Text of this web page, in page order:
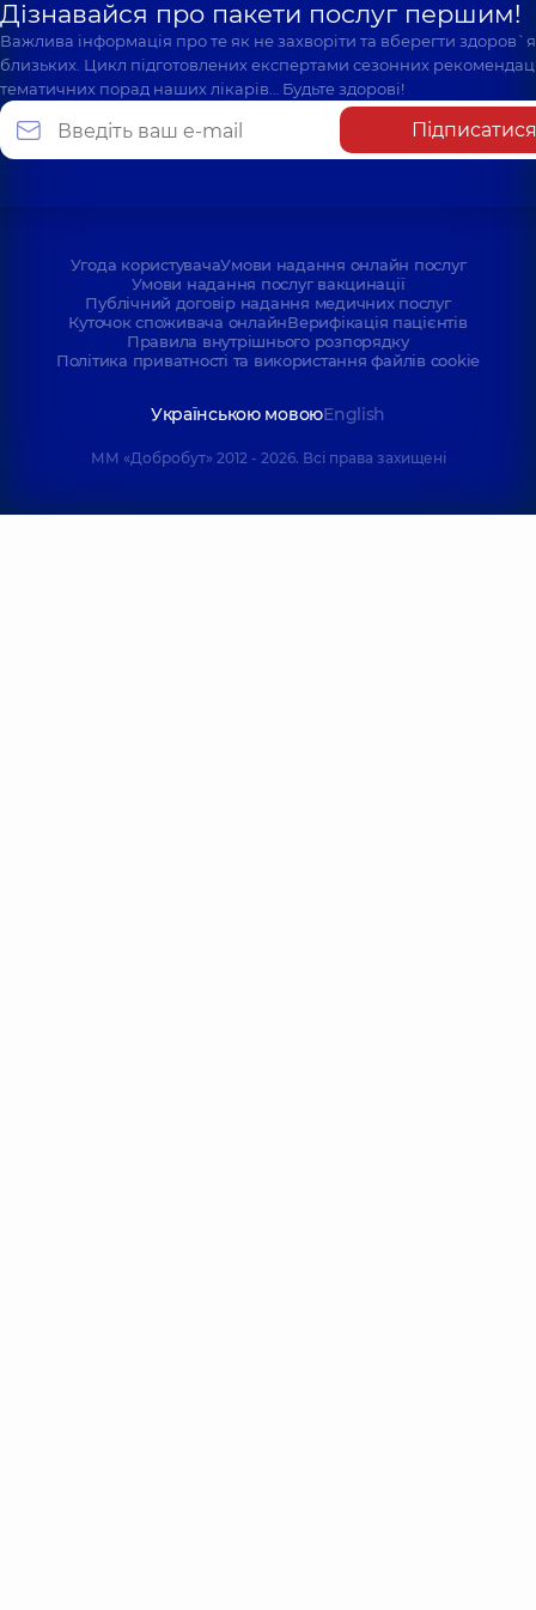
Дізнавайся про пакети послуг першим!
Важлива інформація про те як не захворіти та вберегти
близьких. Цикл підготовлених експертами сезонних
тематичних порад наших лікарів… Будьте здорові!
Підписатися
Угода користувачаУмови надання онлайн послуг
Умови надання послуг вакцинації
Публічний договір надання медичних послуг
Куточок споживача онлайнВерифікація пацієнтів
Правила внутрішнього розпорядку
Політика приватності та використання файлів cookie
Українською мовоюEnglish
ММ «Добробут» 2012 - 2026. Всі права захищені